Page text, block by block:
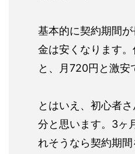
基本的に契約期間
金は安くなります
と、月720円と激安
とはいえ、初心者
分と思います。3ヶ
れそうなら契約期